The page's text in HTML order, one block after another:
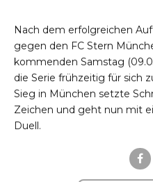
Nach dem erfolgreichen
gegen den FC Stern
kommenden Samstag
die Serie frühzeitig für sich
Sieg in München setzte
Zeichen und geht nun mit
Duell.